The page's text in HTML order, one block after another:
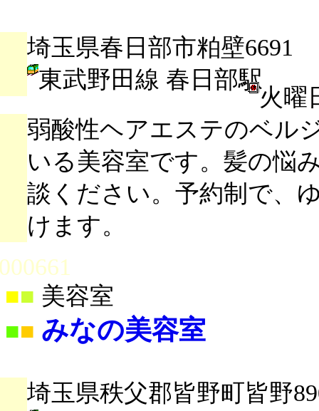
埼玉県春日部市粕壁6691
東武野田線 春日部駅
火曜
弱酸性ヘアエステのベル
いる美容室です。髪の悩
談ください。予約制で、
けます。
■ 美容室
■■ みなの美容室
埼玉県秩父郡皆野町皆野